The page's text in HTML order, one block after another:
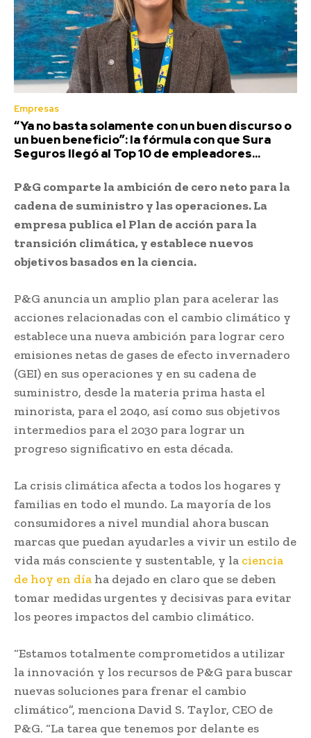
Empresas
“Ya no basta solamente con un buen discurso o
un buen beneficio”: la fórmula con que Sura
Seguros llegó al Top 10 de empleadores...
P&G comparte la ambición de cero neto para la
cadena de suministro y las operaciones. La
empresa publica el Plan de acción para la
transición climática, y establece nuevos
objetivos basados en la ciencia.
P&G anuncia un amplio plan para acelerar las
acciones relacionadas con el cambio climático y
establece una nueva ambición para lograr cero
emisiones netas de gases de efecto invernadero
(GEI) en sus operaciones y en su cadena de
suministro, desde la materia prima hasta el
minorista, para el 2040, así como sus objetivos
intermedios para el 2030 para lograr un
progreso significativo en esta década.
La crisis climática afecta a todos los hogares y
familias en todo el mundo. La mayoría de los
consumidores a nivel mundial ahora buscan
marcas que puedan ayudarles a vivir un estilo de
vida más consciente y sustentable, y la ciencia
de hoy en día ha dejado en claro que se deben
tomar medidas urgentes y decisivas para evitar
los peores impactos del cambio climático.
“Estamos totalmente comprometidos a utilizar
la innovación y los recursos de P&G para buscar
nuevas soluciones para frenar el cambio
climático”, menciona David S. Taylor, CEO de
P&G. “La tarea que tenemos por delante es